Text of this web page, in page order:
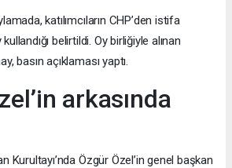
katılımcıların CHP’den istifa
belirtildi. Oy birliğiyle alınan
basın açıklaması yaptı.
arkasında
Kurultayı’nda Özgür Özel’in genel başkan